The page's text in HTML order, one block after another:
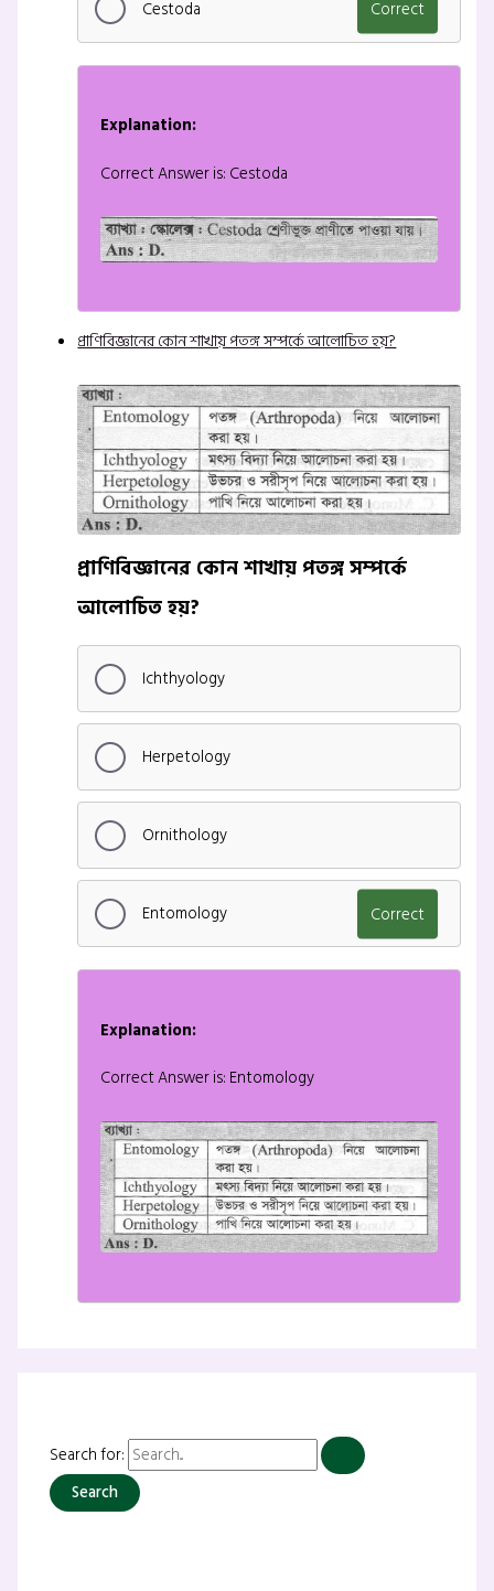
Cestoda Correct
Explanation:
Correct Answer is: Cestoda
প্রাণিবিজ্ঞানের কোন শাখায় পতঙ্গ সম্পর্কে আলোচিত হয়?
প্রাণিবিজ্ঞানের কোন শাখায় পতঙ্গ সম্পর্কে
আলোচিত হয়?
Ichthyology
Herpetology
Ornithology
Entomology Correct
Explanation:
Correct Answer is: Entomology
Search for: